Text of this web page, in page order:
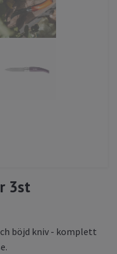
3st
böjd kniv - komplett